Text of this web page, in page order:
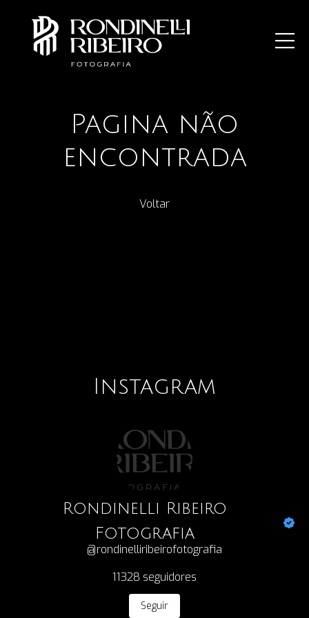
Pagina não
encontrada
Voltar
Instagram
Rondinelli Ribeiro
Fotografia
@rondinelliribeirofotografia
11328 seguidores
Seguir